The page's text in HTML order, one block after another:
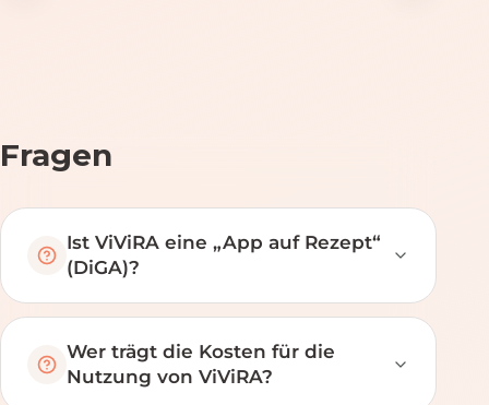
Fragen
Ist ViViRA eine „App auf Rezept“
(DiGA)?
Wer trägt die Kosten für die
Nutzung von ViViRA?